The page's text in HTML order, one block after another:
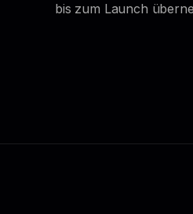
bis zum Launch